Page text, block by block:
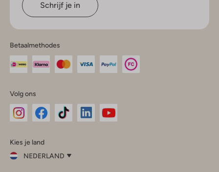
Schrijf je in
Betaalmethodes
Volg ons
InstagramFacebook
Kies je land
NEDERLAND